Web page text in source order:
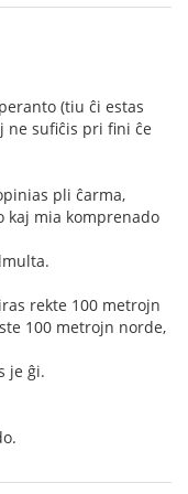
(tiu ĉi estas
ne sufiĉis pri fini ĉe
pli ĉarma,
kaj mia komprenado
rekte 100 metrojn
100 metrojn norde,
je ĝi.